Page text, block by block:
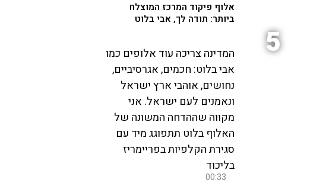
5
אלוף פיקוד המרכז המוצלח
ביותר: תודה לך, אבי בלוט
המדינה צריכה עוד אלופים כמו
אבי בלוט: חכמים, אגרסיביים,
נחושים, אוהבי ארץ ישראל
ונאמנים לעם ישראל. אני
מקווה שההדחה המשונה של
האלוף בלוט תתפוגג מיד עם
סגירת הקלפיות בפריימריז
בליכוד
00:33